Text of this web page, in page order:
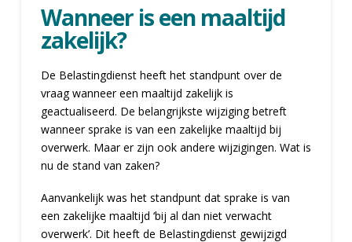
Wanneer is een maaltijd
zakelijk?
De Belastingdienst heeft het standpunt over de
vraag wanneer een maaltijd zakelijk is
geactualiseerd. De belangrijkste wijziging betreft
wanneer sprake is van een zakelijke maaltijd bij
overwerk. Maar er zijn ook andere wijzigingen. Wat is
nu de stand van zaken?
Aanvankelijk was het standpunt dat sprake is van
een zakelijke maaltijd ‘bij al dan niet verwacht
overwerk’. Dit heeft de Belastingdienst gewijzigd